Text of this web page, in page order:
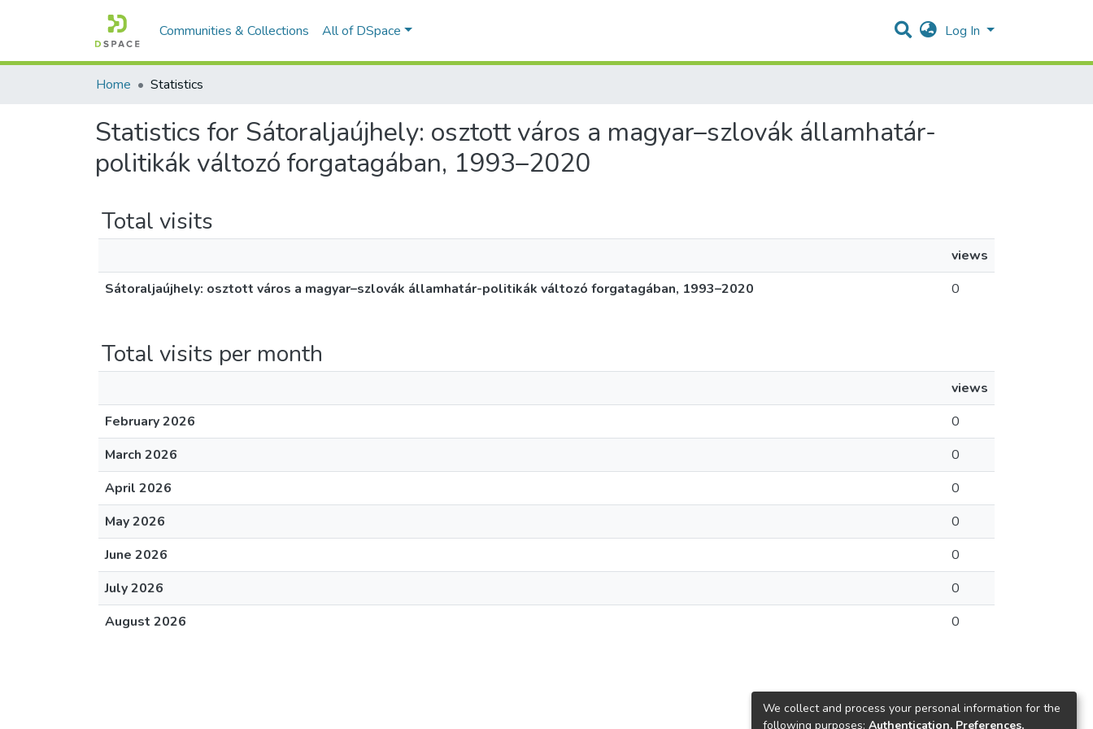
Communities & Collections All of DSpace Log In
Home Statistics
Statistics for Sátoraljaújhely: osztott város a magyar–szlovák államhatár-
politikák változó forgatagában, 1993–2020
Total visits
views
Sátoraljaújhely: osztott város a magyar–szlovák államhatár-politikák változó forgatagában, 1993–2020
0
Total visits per month
views
February 2026
0
March 2026
0
April 2026
0
May 2026
0
June 2026
0
July 2026
0
August 2026
0
We collect and process your personal information for the
following purposes: Authentication, Preferences,